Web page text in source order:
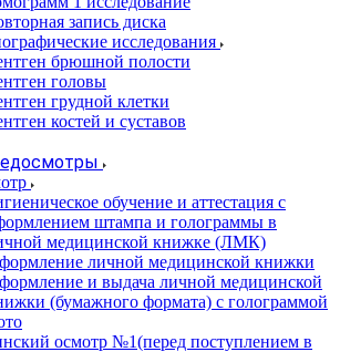
запись диска
исследования
брюшной полости
головы
грудной клетки
костей и суставов
обучение и аттестация с
штампа и голограммы в
медицинской книжке (ЛМК)
личной медицинской книжки
и выдача личной медицинской
(бумажного формата) с голограммой
осмотр №1(перед поступлением в